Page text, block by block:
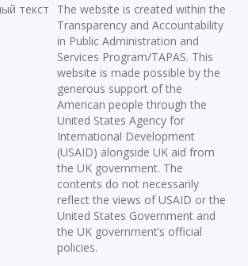
The website is created within the
Transparency and Accountability
in Public Administration and
Services Program/TAPAS. This
website is made possible by the
generous support of the
American people through the
United States Agency for
International Development
(USAID) alongside UK aid from
the UK government. The
contents do not necessarily
reflect the views of USAID or the
United States Government and
the UK government’s official
policies.